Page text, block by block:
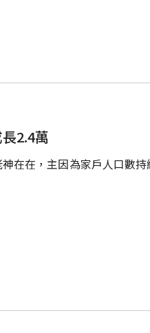
2.4萬
在在，主因為家戶人口數持